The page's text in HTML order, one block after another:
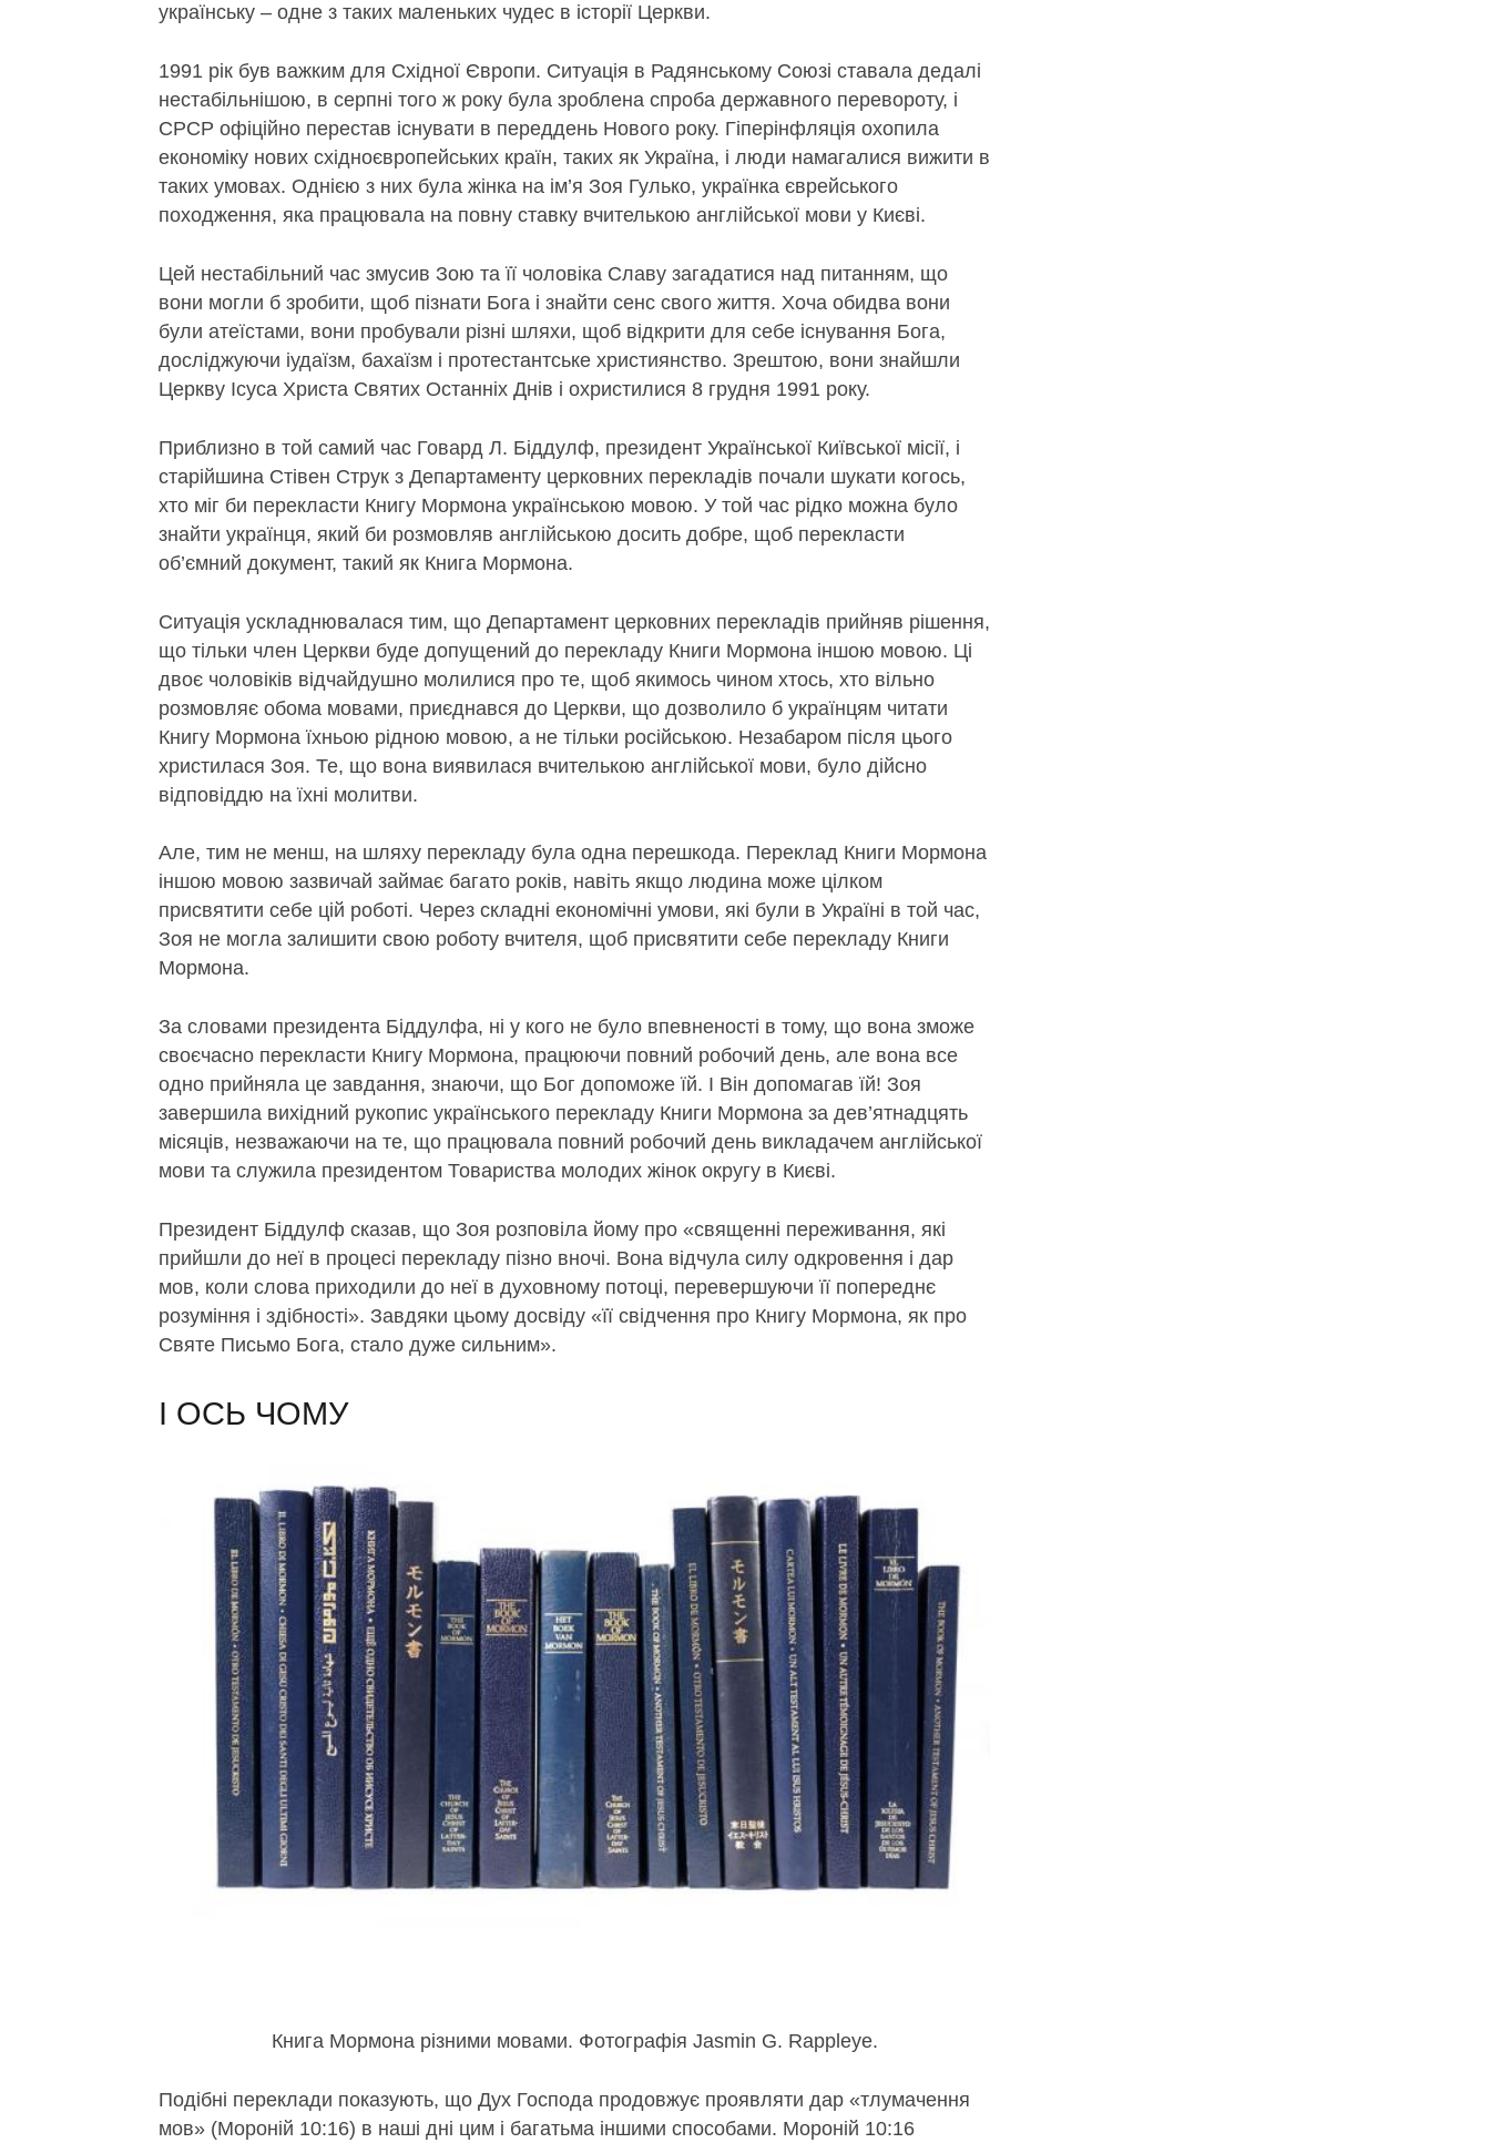
українську – одне з таких маленьких чудес в історії Церкви.
1991 рік був важким для Східної Європи. Ситуація в Радянському Союзі ставала дедалі
нестабільнішою, в серпні того ж року була зроблена спроба державного перевороту, і
СРСР офіційно перестав існувати в переддень Нового року. Гіперінфляція охопила
економіку нових східноєвропейських країн, таких як Україна, і люди намагалися вижити в
таких умовах. Однією з них була жінка на ім’я Зоя Гулько, українка єврейського
походження, яка працювала на повну ставку вчителькою англійської мови у Києві.
Цей нестабільний час змусив Зою та її чоловіка Славу загадатися над питанням, що
вони могли б зробити, щоб пізнати Бога і знайти сенс свого життя. Хоча обидва вони
були атеїстами, вони пробували різні шляхи, щоб відкрити для себе існування Бога,
досліджуючи іудаїзм, бахаїзм і протестантське християнство. Зрештою, вони знайшли
Церкву Ісуса Христа Святих Останніх Днів і охристилися 8 грудня 1991 року.
Приблизно в той самий час Говард Л. Біддулф, президент Української Київської місії, і
старійшина Стівен Струк з Департаменту церковних перекладів почали шукати когось,
хто міг би перекласти Книгу Мормона українською мовою. У той час рідко можна було
знайти українця, який би розмовляв англійською досить добре, щоб перекласти
об’ємний документ, такий як Книга Мормона.
Ситуація ускладнювалася тим, що Департамент церковних перекладів прийняв рішення,
що тільки член Церкви буде допущений до перекладу Книги Мормона іншою мовою. Ці
двоє чоловіків відчайдушно молилися про те, щоб якимось чином хтось, хто вільно
розмовляє обома мовами, приєднався до Церкви, що дозволило б українцям читати
Книгу Мормона їхньою рідною мовою, а не тільки російською. Незабаром після цього
христилася Зоя. Те, що вона виявилася вчителькою англійської мови, було дійсно
відповіддю на їхні молитви.
Але, тим не менш, на шляху перекладу була одна перешкода. Переклад Книги Мормона
іншою мовою зазвичай займає багато років, навіть якщо людина може цілком
присвятити себе цій роботі. Через складні економічні умови, які були в Україні в той час,
Зоя не могла залишити свою роботу вчителя, щоб присвятити себе перекладу Книги
Мормона.
За словами президента Біддулфа, ні у кого не було впевненості в тому, що вона зможе
своєчасно перекласти Книгу Мормона, працюючи повний робочий день, але вона все
одно прийняла це завдання, знаючи, що Бог допоможе їй. І Він допомагав їй! Зоя
завершила вихідний рукопис українського перекладу Книги Мормона за дев’ятнадцять
місяців, незважаючи на те, що працювала повний робочий день викладачем англійської
мови та служила президентом Товариства молодих жінок округу в Києві.
Президент Біддулф сказав, що Зоя розповіла йому про «священні переживання, які
прийшли до неї в процесі перекладу пізно вночі. Вона відчула силу одкровення і дар
мов, коли слова приходили до неї в духовному потоці, перевершуючи її попереднє
розуміння і здібності». Завдяки цьому досвіду «її свідчення про Книгу Мормона, як про
Святе Письмо Бога, стало дуже сильним».
І ОСЬ ЧОМУ
Книга Мормона різними мовами. Фотографія Jasmin G. Rappleye.
Подібні переклади показують, що Дух Господа продовжує проявляти дар «тлумачення
мов» (Мороній 10:16) в наші дні цим і багатьма іншими способами. Мороній 10:16